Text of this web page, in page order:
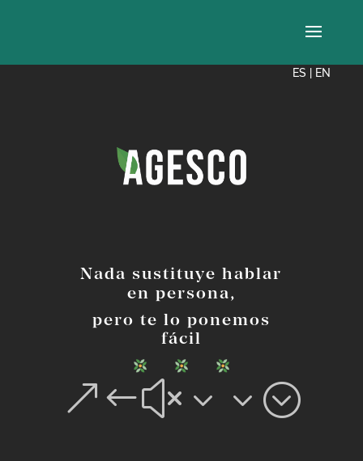
ES EN
Nada sustituye hablar
en persona,
pero te lo ponemos
fácil
&#x33;